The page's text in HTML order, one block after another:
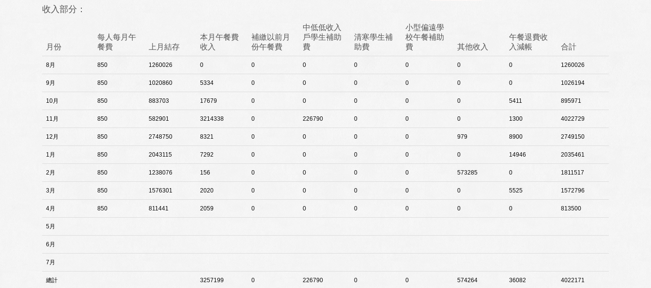
收入部分：
月份
每人每月午
餐費
上月結存
本月午餐費
收入
補繳以前月
份午餐費
中低低收入
戶學生補助
費
清寒學生補
助費
小型偏遠學
校午餐補助
費
其他收入
午餐退費收
入減帳
合計
8月 850 1260026 0 0 0 0 0 0 0 1260026
9月 850 1020860 5334 0 0 0 0 0 0 1026194
10月 850 883703 17679 0 0 0 0 0 5411 895971
11月 850 582901 3214338 0 226790 0 0 0 1300 4022729
12月 850 2748750 8321 0 0 0 0 979 8900 2749150
1月 850 2043115 7292 0 0 0 0 0 14946 2035461
2月 850 1238076 156 0 0 0 0 573285 0 1811517
3月 850 1576301 2020 0 0 0 0 0 5525 1572796
4月 850 811441 2059 0 0 0 0 0 0 813500
5月
6月
7月
總計 3257199 0 226790 0 0 574264 36082 4022171